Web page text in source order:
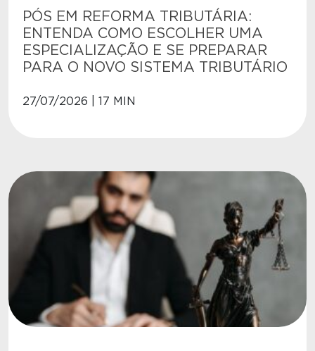
PÓS EM REFORMA TRIBUTÁRIA:
ENTENDA COMO ESCOLHER UMA
ESPECIALIZAÇÃO E SE PREPARAR
PARA O NOVO SISTEMA TRIBUTÁRIO
27/07/2026 | 17 MIN